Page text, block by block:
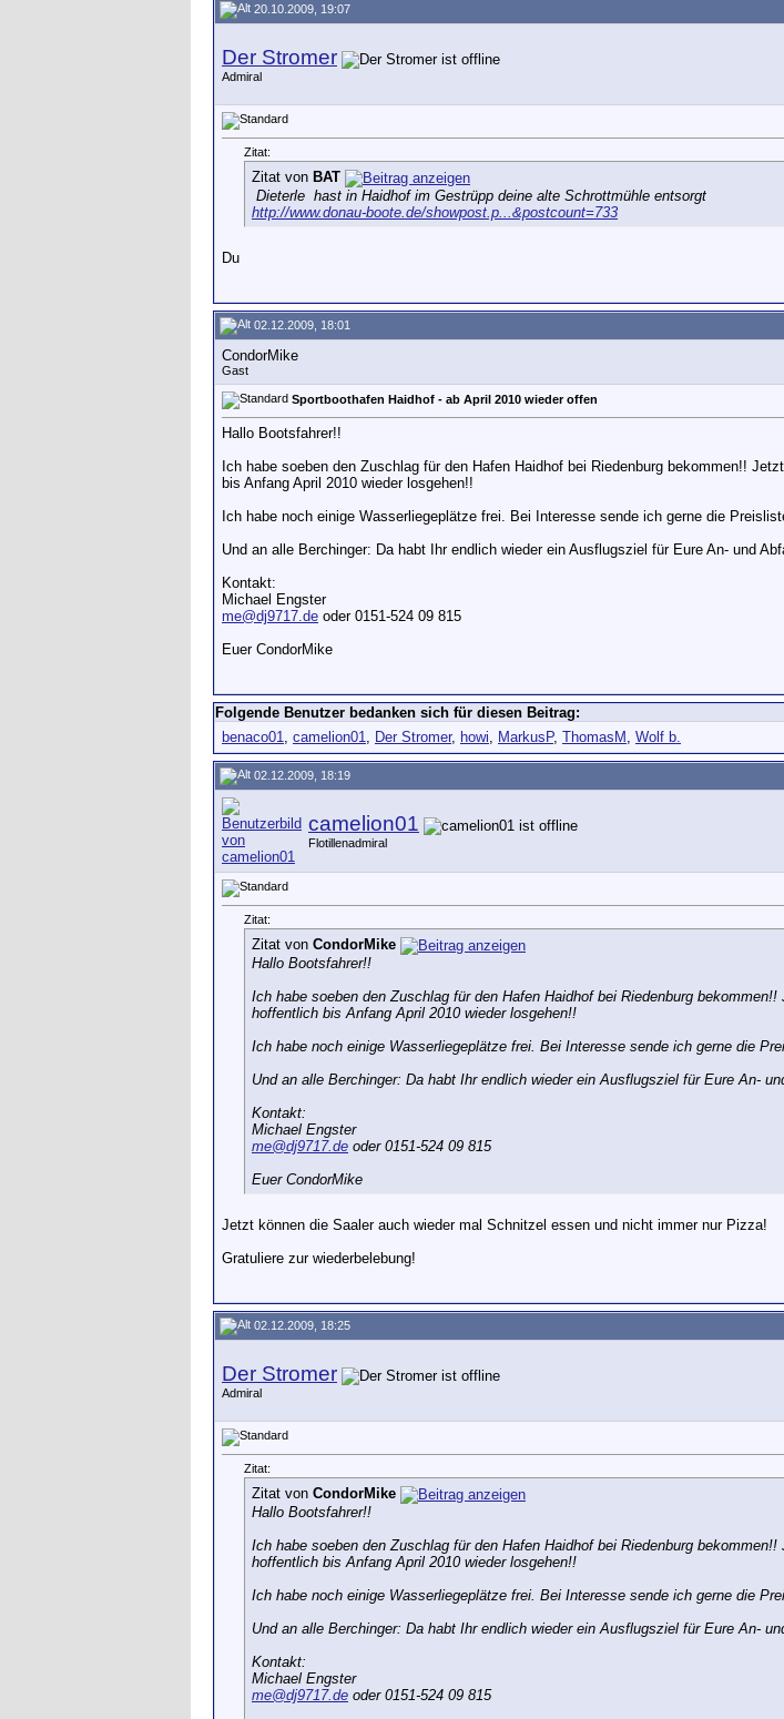
20.10.2009, 19:07
Der Stromer
Admiral
Zitat:
Zitat von BAT
Dieterle hast in Haidhof im Gestrüpp deine alte Schrottmühle entsorgt
http://www.donau-boote.de/showpost.p...&postcount=733
Du
02.12.2009, 18:01
CondorMike
Gast
Sportboothafen Haidhof - ab April 2010 wieder offen
Hallo Bootsfahrer!!
Ich habe soeben den Zuschlag für den Hafen Haidhof bei Riedenburg bekommen!!
bis Anfang April 2010 wieder losgehen!!
Ich habe noch einige Wasserliegeplätze frei. Bei Interesse sende ich gerne die
Und an alle Berchinger: Da habt Ihr endlich wieder ein Ausflugsziel für Eure An- und
Kontakt:
Michael Engster
me@dj9717.de oder 0151-524 09 815
Euer CondorMike
Folgende Benutzer bedanken sich für diesen Beitrag:
benaco01, camelion01, Der Stromer, howi, MarkusP, ThomasM , Wolf b.
02.12.2009, 18:19
camelion01
Flotillenadmiral
Zitat:
Zitat von CondorMike
Hallo Bootsfahrer!!
Ich habe soeben den Zuschlag für den Hafen Haidhof bei Riedenburg
hoffentlich bis Anfang April 2010 wieder losgehen!!
Ich habe noch einige Wasserliegeplätze frei. Bei Interesse sende ich gerne die
Und an alle Berchinger: Da habt Ihr endlich wieder ein Ausflugsziel für Eure An-
Kontakt:
Michael Engster
me@dj9717.de oder 0151-524 09 815
Euer CondorMike
Jetzt können die Saaler auch wieder mal Schnitzel essen und nicht immer nur Pizza!
Gratuliere zur wiederbelebung!
02.12.2009, 18:25
Der Stromer
Admiral
Zitat:
Zitat von CondorMike
Hallo Bootsfahrer!!
Ich habe soeben den Zuschlag für den Hafen Haidhof bei Riedenburg
hoffentlich bis Anfang April 2010 wieder losgehen!!
Ich habe noch einige Wasserliegeplätze frei. Bei Interesse sende ich gerne die
Und an alle Berchinger: Da habt Ihr endlich wieder ein Ausflugsziel für Eure An-
Kontakt:
Michael Engster
me@dj9717.de oder 0151-524 09 815